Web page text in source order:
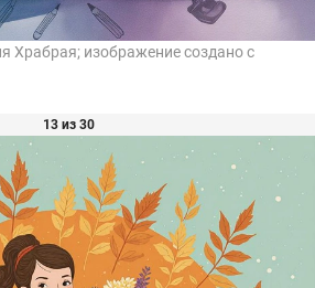
Храбрая; изображение создано с
13 из 30